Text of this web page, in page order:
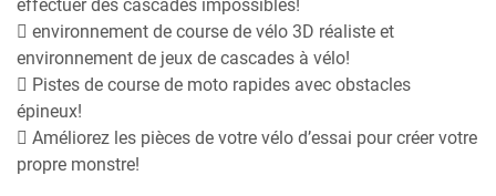
effectuer des cascades impossibles!
 environnement de course de vélo 3D réaliste et
environnement de jeux de cascades à vélo!
 Pistes de course de moto rapides avec obstacles
épineux!
 Améliorez les pièces de votre vélo d’essai pour créer votre
propre monstre!